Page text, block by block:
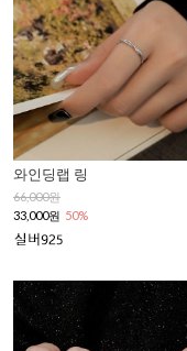
와인딩랩 링
66,000원
33,000원 50%